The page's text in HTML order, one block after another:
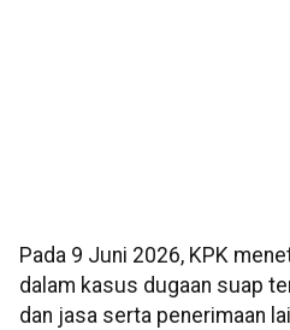
Pada 9 Juni 2026, KPK
dalam kasus dugaan suap
dan jasa serta penerimaan